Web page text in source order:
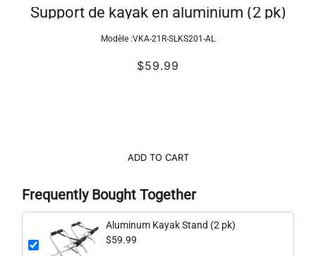
Support de kayak en aluminium (2 pk)
Modèle :VKA-21R-SLKS201-AL
$59.99
ADD TO CART
Frequently Bought Together
Aluminum Kayak Stand (2 pk)
$59.99